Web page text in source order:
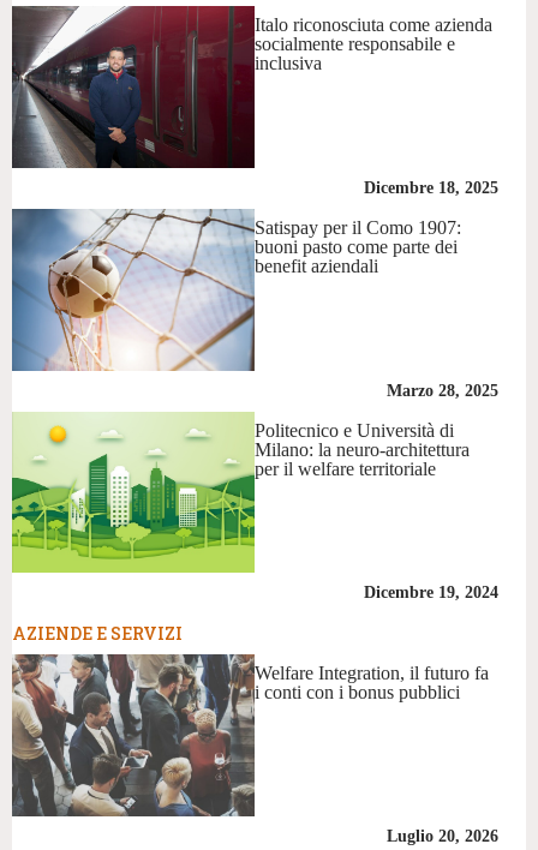
Italo riconosciuta come azienda
socialmente responsabile e
inclusiva
Dicembre 18, 2025
Satispay per il Como 1907:
buoni pasto come parte dei
benefit aziendali
Marzo 28, 2025
Politecnico e Università di
Milano: la neuro-architettura
per il welfare territoriale
Dicembre 19, 2024
AZIENDE E SERVIZI
Welfare Integration, il futuro fa
i conti con i bonus pubblici
Luglio 20, 2026